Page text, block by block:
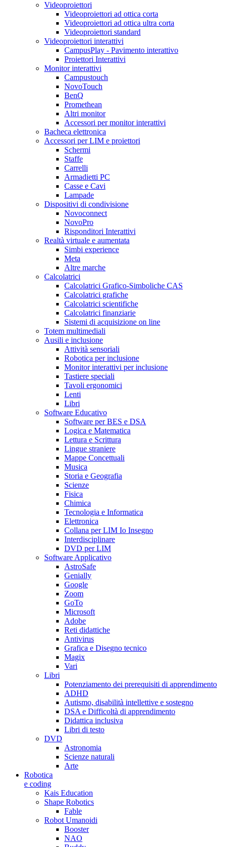
Videoproiettori
Videoproiettori ad ottica corta
Videoproiettori ad ottica ultra corta
Videoproiettori standard
Videoproiettori interattivi
CampusPlay - Pavimento interattivo
Proiettori Interattivi
Monitor interattivi
Campustouch
NovoTouch
BenQ
Promethean
Altri monitor
Accessori per monitor interattivi
Bacheca elettronica
Accessori per LIM e proiettori
Schermi
Staffe
Carrelli
Armadietti PC
Casse e Cavi
Lampade
Dispositivi di condivisione
Novoconnect
NovoPro
Risponditori Interattivi
Realtà virtuale e aumentata
Simbi experience
Meta
Altre marche
Calcolatrici
Calcolatrici Grafico-Simboliche CAS
Calcolatrici grafiche
Calcolatrici scientifiche
Calcolatrici finanziarie
Sistemi di acquisizione on line
Totem multimediali
Ausili e inclusione
Attività sensoriali
Robotica per inclusione
Monitor interattivi per inclusione
Tastiere speciali
Tavoli ergonomici
Lenti
Libri
Software Educativo
Software per BES e DSA
Logica e Matematica
Lettura e Scrittura
Lingue straniere
Mappe Concettuali
Musica
Storia e Geografia
Scienze
Fisica
Chimica
Tecnologia e Informatica
Elettronica
Collana per LIM Io Insegno
Interdisciplinare
DVD per LIM
Software Applicativo
AstroSafe
Genially
Google
Zoom
GoTo
Microsoft
Adobe
Reti didattiche
Antivirus
Grafica e Disegno tecnico
Magix
Vari
Libri
Potenziamento dei prerequisiti di apprendimento
ADHD
Autismo, disabilità intellettive e sostegno
DSA e Difficoltà di apprendimento
Didattica inclusiva
Libri di testo
DVD
Astronomia
Scienze naturali
Arte
Robotica
e coding
Kais Education
Shape Robotics
Fable
Robot Umanoidi
Booster
NAO